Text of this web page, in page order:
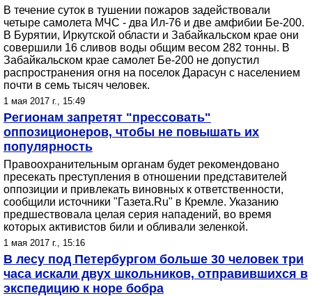
В течение суток в тушении пожаров задействовали
четыре самолета МЧС - два Ил-76 и две амфибии Бе-200.
В Бурятии, Иркутской области и Забайкальском крае они
совершили 16 сливов воды общим весом 282 тонны. В
Забайкальском крае самолет Бе-200 не допустил
распространения огня на поселок Дарасун с населением
почти в семь тысяч человек.
1 мая 2017 г., 15:49
Регионам запретят "прессовать"
оппозиционеров, чтобы не повышать их
популярность
Правоохранительным органам будет рекомендовано
пресекать преступления в отношении представителей
оппозиции и привлекать виновных к ответственности,
сообщили источники "Газета.Ru" в Кремле. Указанию
предшествовала целая серия нападений, во время
которых активистов били и обливали зеленкой.
1 мая 2017 г., 15:16
В лесу под Петербургом больше 30 человек три
часа искали двух школьников, отправившихся в
экспедицию к норе бобра